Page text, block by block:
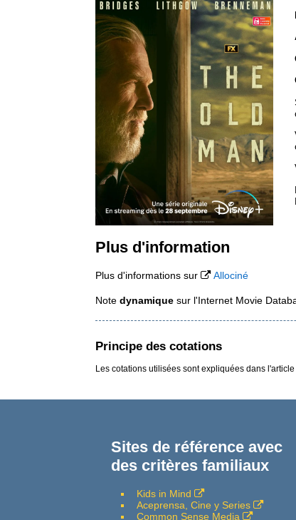
Plus d'information
Plus d'informations sur Allociné
Notedynamique sur l'Internet Movie
Principe des cotations
Les cotations utilisées sont expliquées dans l'article
Sites de référence avec
des critères familiaux
Kids in Mind
Aceprensa, Cine y Series
Common Sense Media